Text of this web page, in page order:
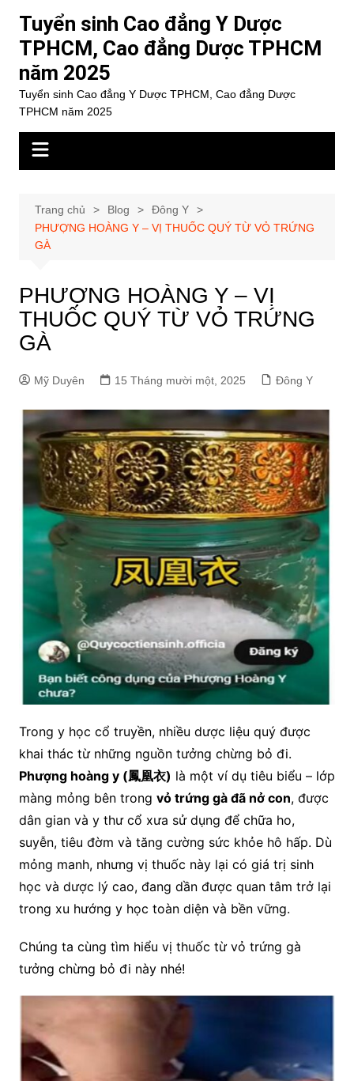
dung
Tuyển sinh Cao đẳng Y Dược
TPHCM, Cao đẳng Dược TPHCM
năm 2025
Tuyển sinh Cao đẳng Y Dược TPHCM, Cao đẳng Dược
TPHCM năm 2025
Trang chủ Blog
Đông Y
PHƯỢNG HOÀNG Y – VỊ THUỐC QUÝ TỪ VỎ TRỨNG
GÀ
PHƯỢNG HOÀNG Y – VỊ
THUỐC QUÝ TỪ VỎ TRỨNG
GÀ
Mỹ Duyên 15 Tháng mười một, 2025 Đông Y
Trong y học cổ truyền, nhiều dược liệu quý được
khai thác từ những nguồn tưởng chừng bỏ đi.
Phượng hoàng y (鳳凰衣) là một ví dụ tiêu biểu – lớp
màng mỏng bên trong vỏ trứng gà đã nở con, được
dân gian và y thư cổ xưa sử dụng để chữa ho,
suyễn, tiêu đờm và tăng cường sức khỏe hô hấp. Dù
mỏng manh, nhưng vị thuốc này lại có giá trị sinh
học và dược lý cao, đang dần được quan tâm trở lại
trong xu hướng y học toàn diện và bền vững.
Chúng ta cùng tìm hiểu vị thuốc từ vỏ trứng gà
tưởng chừng bỏ đi này nhé!